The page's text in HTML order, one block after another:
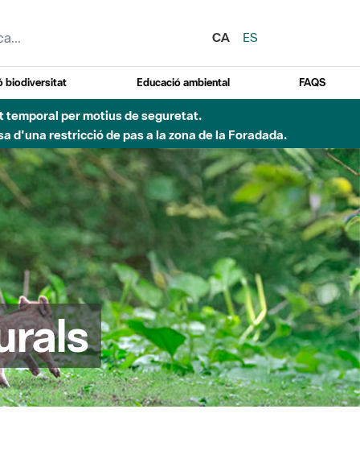
CA ES
biodiversitat Educació ambiental FAQS
temporal per motius de seguretat.
d'una restricció de pas a la zona de la Foradada.